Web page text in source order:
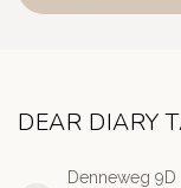
DEAR DIARY
Denneweg 9D